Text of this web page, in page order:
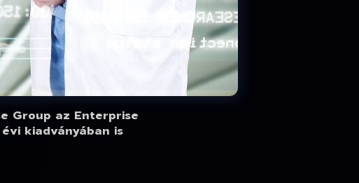
Group az Enterprise
kiadványában is